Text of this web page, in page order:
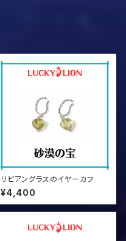
リビアングラスのイヤーカフ
¥4,400